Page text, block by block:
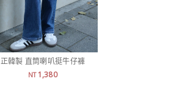
正韓製 直筒喇叭挺牛仔褲
NT1,380